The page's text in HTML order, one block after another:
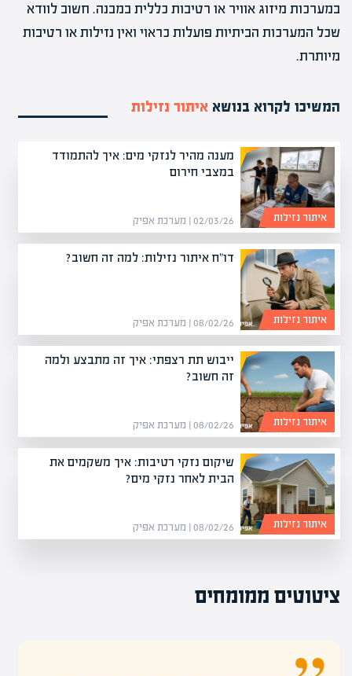
במערכות מיזוג אוויר או רטיבות כללית במבנה. חשוב לוודא
שכל המערכות הביתיות פועלות כראוי ואין נזילות או רטיבות
מיותרת.
המשיכו לקרוא בנושא איתור נזילות
מענה מהיר לנזקי מים: איך להתמודד
במצבי חירום
02/03/26 | מערכת אפיק איתור נזילות
דו"ח איתור נזילות: למה זה חשוב?
08/02/26 | מערכת אפיק איתור נזילות
ייבוש תת רצפתי: איך זה מתבצע ולמה
זה חשוב?
08/02/26 | מערכת אפיק איתור נזילות
שיקום נזקי רטיבות: איך משקמים את
הבית לאחר נזקי מים?
08/02/26 | מערכת אפיק איתור נזילות
ציטוטים ממומחים